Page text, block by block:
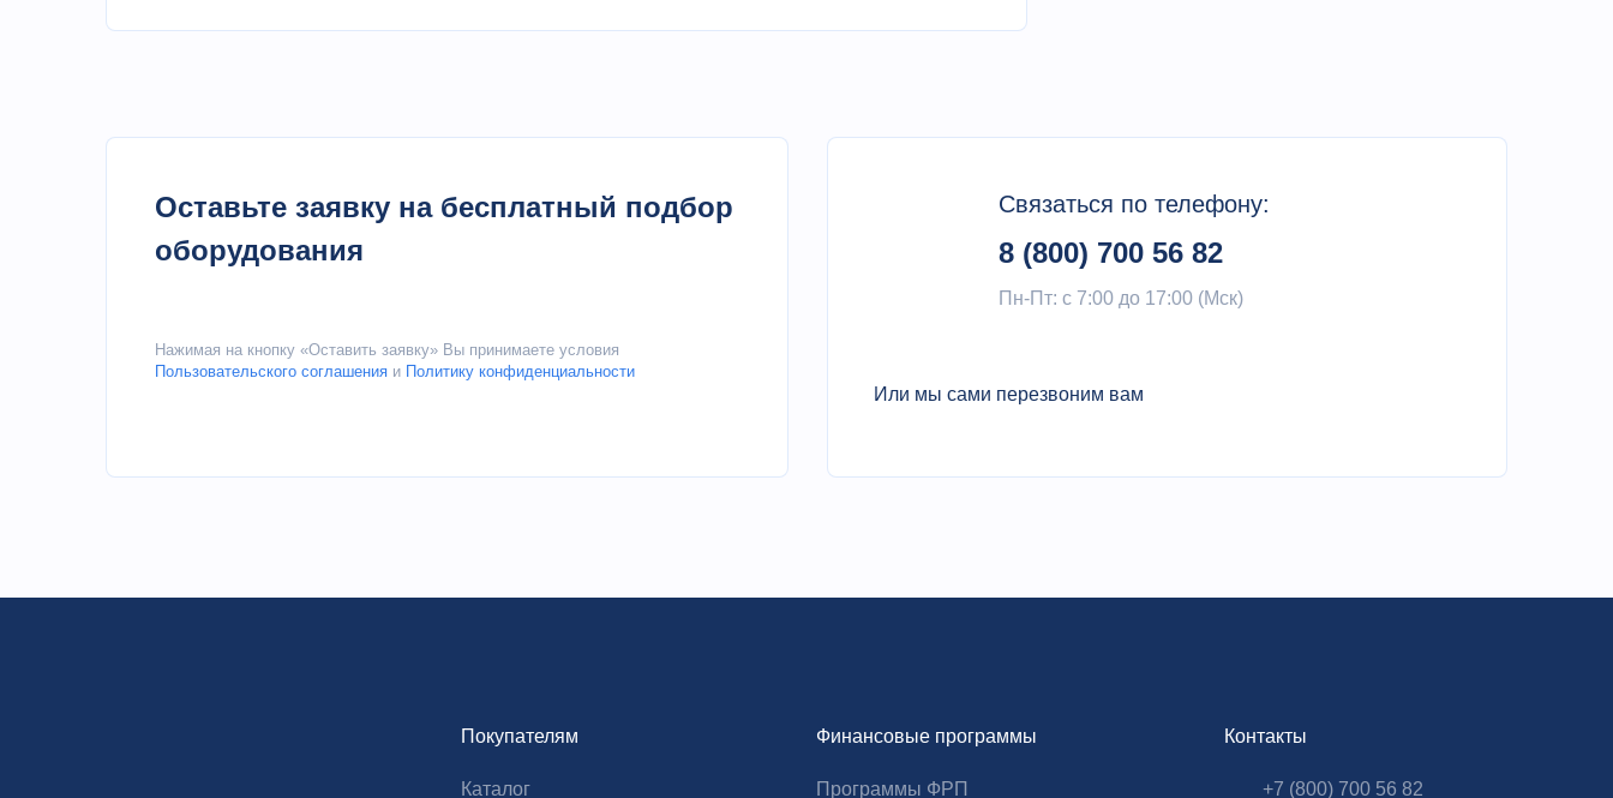
Оставьте заявку на бесплатный подбор
оборудования
Нажимая на кнопку «Оставить заявку» Вы принимаете условия
Пользовательского соглашения и Политику конфиденциальности
Связаться по телефону:
8 (800) 700 56 82
Пн-Пт: с 7:00 до 17:00 (Мск)
Или мы сами перезвоним вам
Покупателям
Каталог
Финансовые программы
Программы ФРП
Контакты
+7 (800) 700 56 82